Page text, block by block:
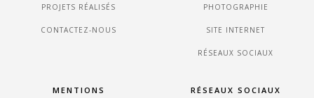
PROJETS RÉALISÉS
CONTACTEZ-NOUS
PHOTOGRAPHIE
SITE INTERNET
RÉSEAUX SOCIAUX
MENTIONS RÉSEAUX SOCIAUX